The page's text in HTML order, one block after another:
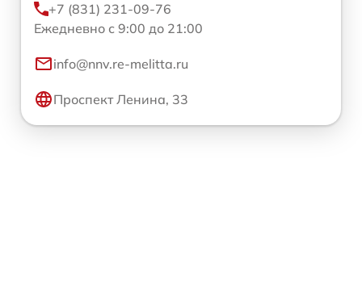
+7 (831) 231-09-76
Ежедневно с 9:00 до 21:00
info@nnv.re-melitta.ru
Проспект Ленина, 33